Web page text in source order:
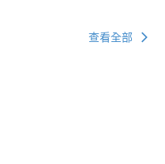
查看全部